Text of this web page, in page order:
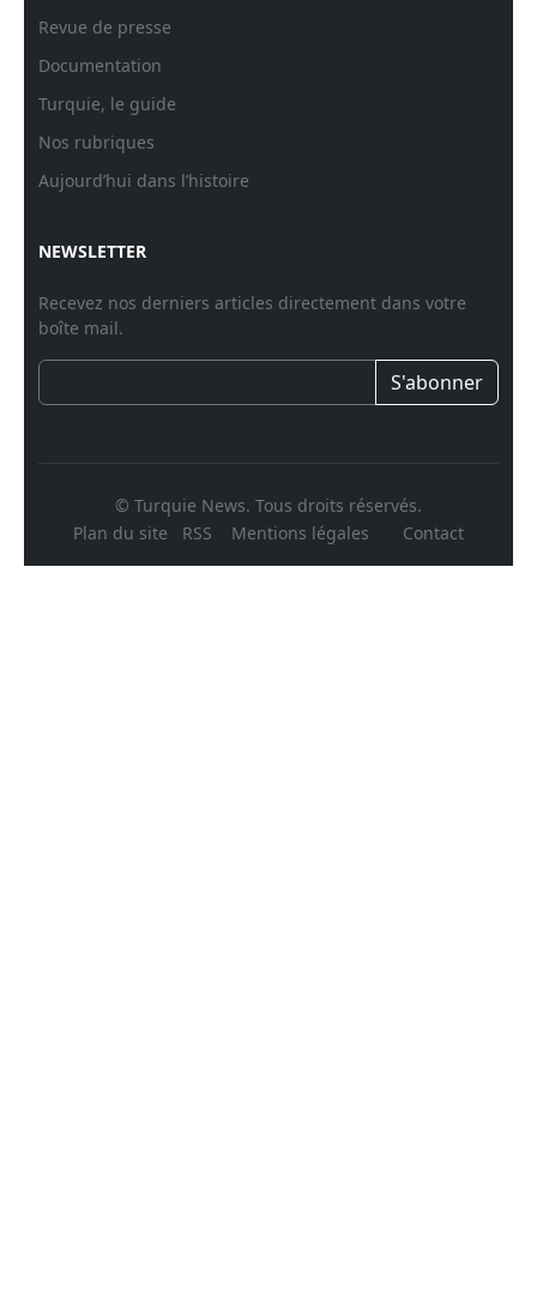
Revue de presse
Documentation
Turquie, le guide
Nos rubriques
Aujourd’hui dans l’histoire
NEWSLETTER
Recevez nos derniers articles directement dans votre
boîte mail.
S'abonner
© Turquie News. Tous droits réservés.
Plan du site
RSS Mentions légales Contact